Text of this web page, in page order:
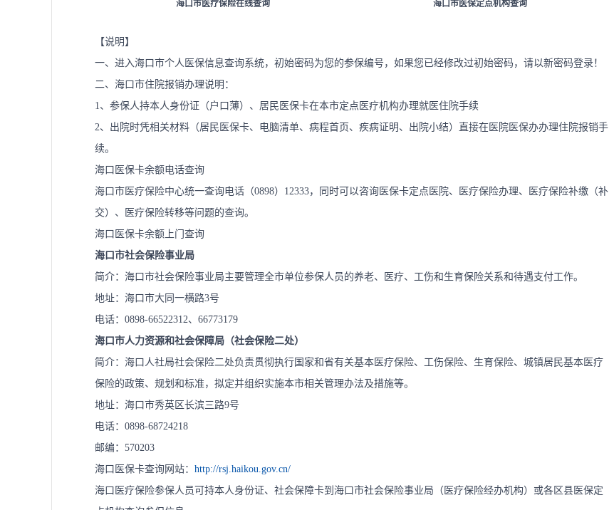
海口市医疗保险在线查询 海口市医保定点机构查询
【说明】
一、进入海口市个人医保信息查询系统，初始密码为您的参保编号，如果您已经修改过初始密码，请以新密码登录！
二、海口市住院报销办理说明：
1、参保人持本人身份证（户口薄）、居民医保卡在本市定点医疗机构办理就医住院手续
2、出院时凭相关材料（居民医保卡、电脑清单、病程首页、疾病证明、出院小结）直接在医院医保办办理住院报销手
续。
海口医保卡余额电话查询
海口市医疗保险中心统一查询电话（0898）12333，同时可以咨询医保卡定点医院、医疗保险办理、医疗保险补缴（补
交）、医疗保险转移等问题的查询。
海口医保卡余额上门查询
海口市社会保险事业局
简介：海口市社会保险事业局主要管理全市单位参保人员的养老、医疗、工伤和生育保险关系和待遇支付工作。
地址：海口市大同一横路3号
电话：0898-66522312、66773179
海口市人力资源和社会保障局（社会保险二处）
简介：海口人社局社会保险二处负责贯彻执行国家和省有关基本医疗保险、工伤保险、生育保险、城镇居民基本医疗
保险的政策、规划和标准，拟定并组织实施本市相关管理办法及措施等。
地址：海口市秀英区长滨三路9号
电话：0898-68724218
邮编：570203
海口医保卡查询网站： http://rsj.haikou.gov.cn/
海口医疗保险参保人员可持本人身份证、社会保障卡到海口市社会保险事业局（医疗保险经办机构）或各区县医保定